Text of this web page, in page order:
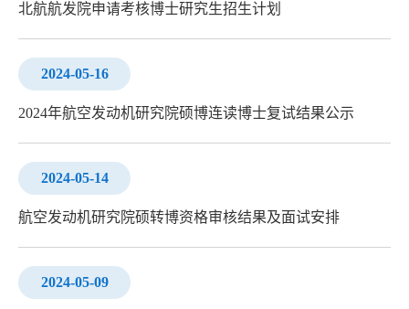
北航航发院申请考核博士研究生招生计划
2024-05-16
2024年航空发动机研究院硕博连读博士复试结果公示
2024-05-14
航空发动机研究院硕转博资格审核结果及面试安排
2024-05-09